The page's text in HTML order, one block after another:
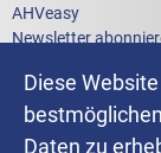
Diese
Daten zu
AHVeasy
Newsletter